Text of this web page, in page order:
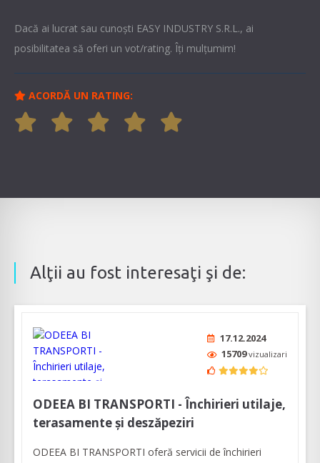
Dacă ai lucrat sau cunoşti EASY INDUSTRY S.R.L., ai
posibilitatea să oferi un vot/rating. Îți mulțumim!
ACORDĂ UN RATING:
Alţii au fost interesaţi şi de:
17.12.2024
15709vizualizari
ODEEA BI TRANSPORTI - Închirieri utilaje,
terasamente și deszăpeziri
ODEEA BI TRANSPORTI oferă servicii de închirieri